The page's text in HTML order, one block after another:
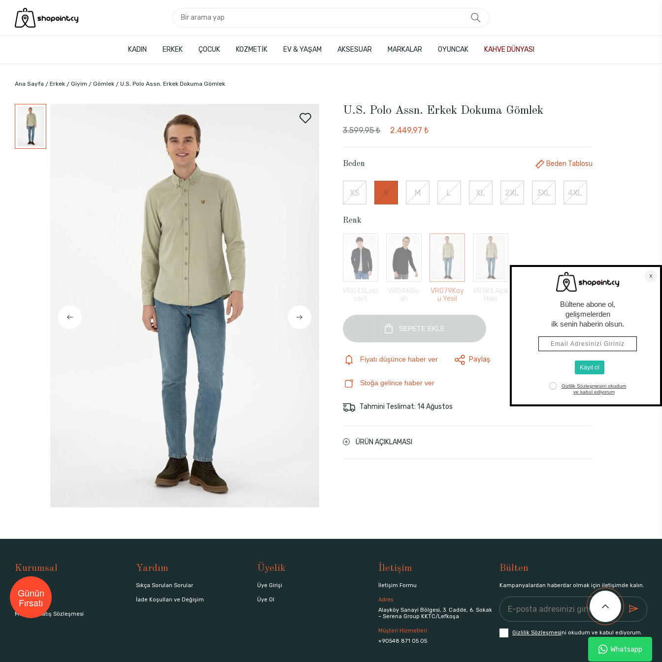
KADIN ERKEK ÇOCUK KOZMETİK EV & YAŞAM AKSESUAR MARKALAR OYUNCAK KAHVE DÜNYASI
Ana Sayfa Erkek Giyim Gömlek U.S. Polo Assn. Erkek Dokuma Gömlek
U.S. Polo Assn. Erkek Dokuma Gömlek
3.599,95 ₺ 2.449,97 ₺
Beden Beden Tablosu
XS S M L XL 2XL 3XL 4XL
Renk
VR033Laci
vert
VR046Siy
ah
VR079Koy
u Yesil
VR183 Açık
Haki
SEPETE EKLE
Fiyatı düşünce haber ver Paylaş
Stoğa gelince haber ver
Tahmini Teslimat: 14 Ağustos
ÜRÜN AÇIKLAMASI
Kurumsal
Hakkımızda
Mağazalar
Mesafeli Satış Sözleşmesi
Yardım
Sıkça Sorulan Sorular
İade Koşulları ve Değişim
Üyelik
Üye Girişi
Üye Ol
İletişim
İletişim Formu
Adres
Alayköy Sanayi Bölgesi, 3. Cadde, 6. Sokak
– Serena Group KKTC/Lefkoşa
Müşteri Hizmetleri
+90548 871 05 05
Bülten
Kampanyalardan haberdar olmak için iletişimde kalın.
Gizlilik Sözleşmesini okudum ve kabul ediyorum.
Whatsapp
Günün
Fırsatı